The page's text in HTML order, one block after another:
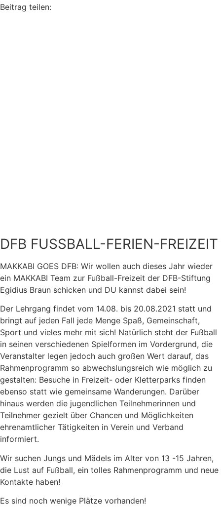
Beitrag teilen:
DFB FUSSBALL-FERIEN-FREIZEIT
MAKKABI GOES DFB: Wir wollen auch dieses Jahr wieder
ein MAKKABI Team zur Fußball-Freizeit der DFB-Stiftung
Egidius Braun schicken und DU kannst dabei sein!
Der Lehrgang findet vom 14.08. bis 20.08.2021 statt und
bringt auf jeden Fall jede Menge Spaß, Gemeinschaft,
Sport und vieles mehr mit sich! Natürlich steht der Fußball
in seinen verschiedenen Spielformen im Vordergrund, die
Veranstalter legen jedoch auch großen Wert darauf, das
Rahmenprogramm so abwechslungsreich wie möglich zu
gestalten: Besuche in Freizeit- oder Kletterparks finden
ebenso statt wie gemeinsame Wanderungen. Darüber
hinaus werden die jugendlichen Teilnehmerinnen und
Teilnehmer gezielt über Chancen und Möglichkeiten
ehrenamtlicher Tätigkeiten in Verein und Verband
informiert.
Wir suchen Jungs und Mädels im Alter von 13 -15 Jahren,
die Lust auf Fußball, ein tolles Rahmenprogramm und neue
Kontakte haben!
Es sind noch wenige Plätze vorhanden!